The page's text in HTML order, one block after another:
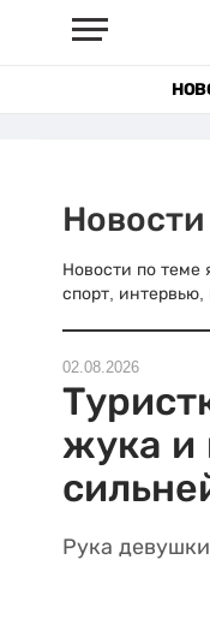
Новости по теме
спорт, интервью,
02.08.2026
жука и
Рука